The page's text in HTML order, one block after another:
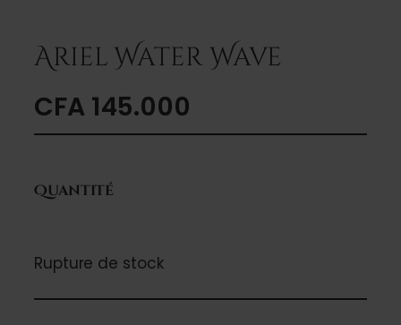
Ariel Water Wave
CFA145.000
Quantité
Rupture de stock